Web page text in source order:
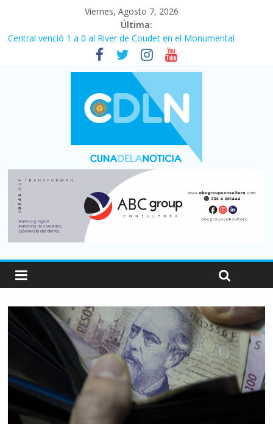
Viernes, Agosto 7, 2026
Última:
Central venció 1 a 0 al River de Coudet en el Monumental
La morosidad alcanzó su nivel más alto en dos décadas y ya
afecta a 400 mil deudores en Santa Fe
Desde que asumió Milei cerraron 41.000 kioscos: el sector
denuncia crisis como en 2001
Vacaciones de invierno con más movimiento y consumo
turístico: 4,6 millones de personas viajaron por el país, un 5,9%
Fuerte caída de la venta de autos usados en julio: bajó un 12,6%